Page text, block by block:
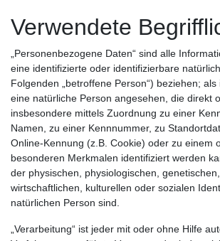
Verwendete
„Personenbezogene Daten“ sind alle
eine identifizierte oder identifizierbare
Folgenden „betroffene Person“) beziehen;
eine natürliche Person angesehen, die direkt
insbesondere mittels Zuordnung zu einer
Namen, zu einer Kennnummer, zu
Online-Kennung (z.B. Cookie) oder zu einem
besonderen Merkmalen identifiziert werden
der physischen, physiologischen,
wirtschaftlichen, kulturellen oder sozialen
natürlichen Person sind.
„Verarbeitung“ ist jeder mit oder ohne Hilfe